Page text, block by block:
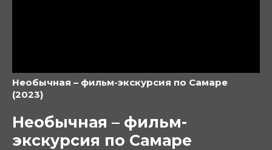
Необычная – фильм-экскурсия по Самаре
(2023)
Необычная – фильм-
экскурсия по Самаре